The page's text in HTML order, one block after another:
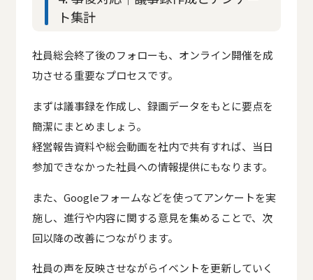
ト集計
社員総会終了後のフォローも、オンライン開催を成
功させる重要なプロセスです。
まずは議事録を作成し、録画データをもとに要点を
簡潔にまとめましょう。
経営報告資料や総会動画を社内で共有すれば、当日
参加できなかった社員への情報提供にもなります。
また、Googleフォームなどを使ってアンケートを実
施し、進行や内容に関する意見を集めることで、次
回以降の改善につながります。
社員の声を反映させながらイベントを更新していく